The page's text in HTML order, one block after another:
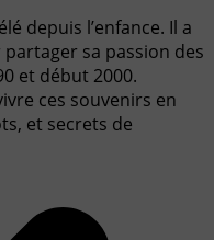
depuis l’enfance. Il a
sa passion des
et début 2000.
ces souvenirs en
et secrets de